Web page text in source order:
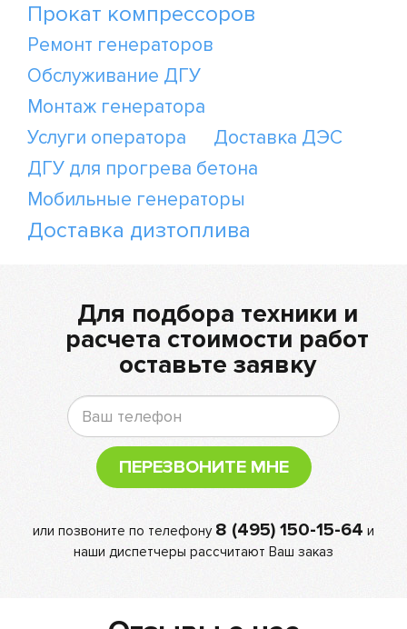
Прокат компрессоров
Ремонт генераторов
Обслуживание ДГУ
Монтаж генератора
Услуги оператора
Доставка ДЭС
ДГУ для прогрева бетона
Мобильные генераторы
Доставка дизтоплива
Для подбора техники и
расчета стоимости работ
оставьте заявку
ПЕРЕЗВОНИТЕ МНЕ
или позвоните по телефону 8 (495) 150-15-64 и
наши диспетчеры рассчитают Ваш заказ